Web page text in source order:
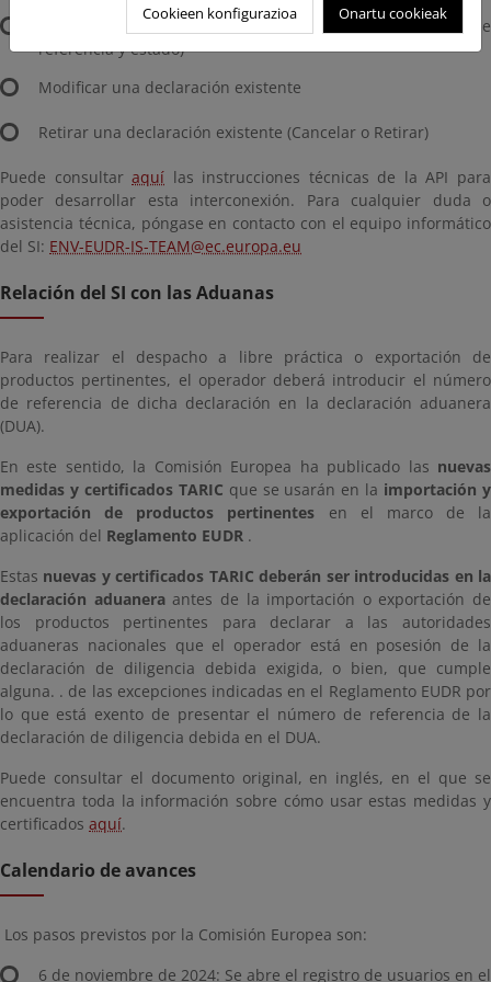
Recuperar la información de la declaración (número de
referencia y estado)
Modificar una declaración existente
Retirar una declaración existente (Cancelar o Retirar)
Puede consultaraquí las instrucciones técnicas de la API para
poder desarrollar esta interconexión. Para cualquier duda o
asistencia técnica, póngase en contacto con el equipo informático
del SI: ENV-EUDR-IS-TEAM@ec.europa.eu
Relación del SI con las Aduanas
Para realizar el despacho a libre práctica o exportación de
productos pertinentes, el operador deberá introducir el número
de referencia de dicha declaración en la declaración aduanera
(DUA).
En este sentido, la Comisión Europea ha publicado las nuevas
medidas y certificados TARIC que se usarán en la importación y
exportación de productos pertinentes en el marco de la
aplicación del Reglamento EUDR .
Estas nuevas y certificados TARIC deberán ser introducidas en la
declaración aduaneraantes de la importación o exportación de
los productos pertinentes para declarar a las autoridades
aduaneras nacionales que el operador está en posesión de la
declaración de diligencia debida exigida, o bien, que cumple
alguna. . de las excepciones indicadas en el Reglamento EUDR por
lo que está exento de presentar el número de referencia de la
declaración de diligencia debida en el DUA.
Puede consultar el documento original, en inglés, en el que se
encuentra toda la información sobre cómo usar estas medidas y
certificados aquí.
Calendario de avances
Los pasos previstos por la Comisión Europea son:
6 de noviembre de 2024: Se abre el registro de usuarios en el
Cookieen konfigurazioa Onartu cookieak